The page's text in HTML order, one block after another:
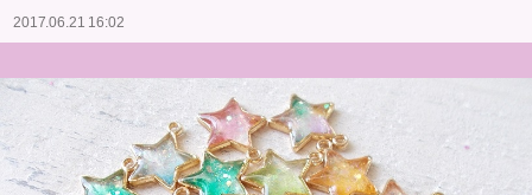
2017.06.21 16:02